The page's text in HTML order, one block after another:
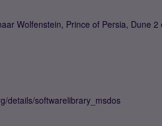
Wolfenstein, Prince of Persia, Dune 2
details/softwarelibrary_msdos